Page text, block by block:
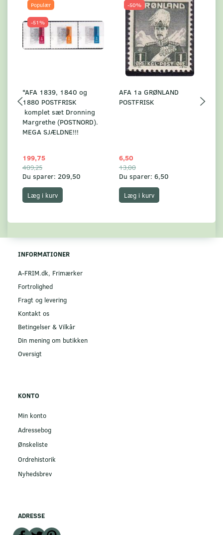
Populær
-51%
*AFA 1839, 1840 og
1880 POSTFRISK
komplet sæt Dronning
Margrethe (POSTNORD).
MEGA SJÆLDNE!!!
199,75
409,25
Du sparer: 209,50
Læg i kurv
-50%
AFA 1a GRØNLAND
POSTFRISK
6,50
13,00
Du sparer: 6,50
Læg i kurv
INFORMATIONER
A-FRIM.dk, Frimærker
Fortrolighed
Fragt og levering
Kontakt os
Betingelser & Vilkår
Din mening om butikken
Oversigt
KONTO
Min konto
Adressebog
Ønskeliste
Ordrehistorik
Nyhedsbrev
ADRESSE